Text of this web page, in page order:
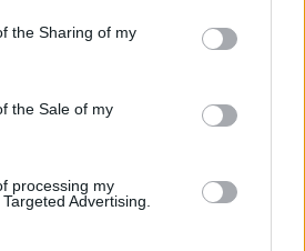
the Sharing of my
the Sale of my
processing my
Advertising.